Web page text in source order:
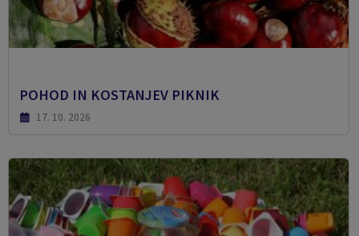
POHOD IN KOSTANJEV PIKNIK
17. 10. 2026